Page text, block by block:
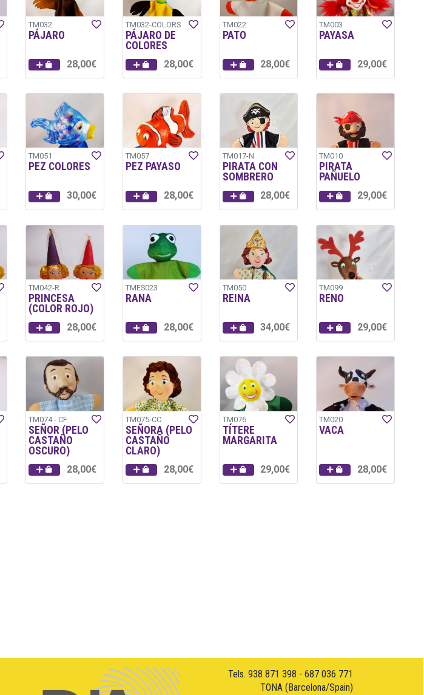
TM032
PÁJARO
28,00€
TM032-COLORS
PÁJARO DE
COLORES
28,00€
TM022
PATO
28,00€
TM003
PAYASA
29,00€
TM051
PEZ COLORES
30,00€
TM057
PEZ PAYASO
28,00€
TM017-N
PIRATA CON
SOMBRERO
28,00€
TM010
PIRATA
PAÑUELO
29,00€
TM042-R
PRINCESA
(COLOR ROJO)
28,00€
TMES023
RANA
28,00€
TM050
REINA
34,00€
TM099
RENO
29,00€
TM074 - CF
SEÑOR (PELO
CASTAÑO
OSCURO)
28,00€
TM075-CC
SEÑORA (PELO
CASTAÑO
CLARO)
28,00€
TM076
TÍTERE
MARGARITA
29,00€
TM020
VACA
28,00€
Tels. 938 871 398 - 687 036 771
TONA (Barcelona/Spain)